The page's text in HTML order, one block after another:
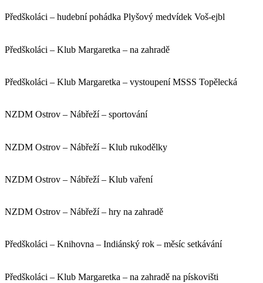
Předškoláci – hudební pohádka Plyšový medvídek Voš-ejbl
Předškoláci – Klub Margaretka – na zahradě
Předškoláci – Klub Margaretka – vystoupení MSSS Topělecká
NZDM Ostrov – Nábřeží – sportování
NZDM Ostrov – Nábřeží – Klub rukodělky
NZDM Ostrov – Nábřeží – Klub vaření
NZDM Ostrov – Nábřeží – hry na zahradě
Předškoláci – Knihovna – Indiánský rok – měsíc setkávání
Předškoláci – Klub Margaretka – na zahradě na pískovišti